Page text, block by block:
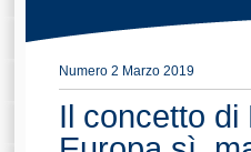
Numero 2 Marzo 2019
Il concetto di